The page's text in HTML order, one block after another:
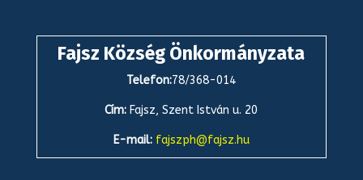
Fajsz Község Önkormányzata
Telefon:78/368-014
Cím: Fajsz, Szent István u. 20
E-mail: fajszph@fajsz.hu